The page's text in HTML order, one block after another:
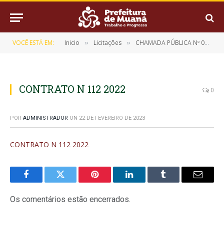
VOCÊ ESTÁ EM: Inicio » Licitações » CHAMADA PÚBLICA Nº 01/2023 (AQUISIÇÃO DE GÊNEROS ALIMENTÍCIOS DA AGRICULTURA FAMILIAR E EMPREENDEDOR RURAL)
CONTRATO N 112 2022 0
POR ADMINISTRADOR ON 22 DE FEVEREIRO DE 2023
CONTRATO N 112 2022
FacebookTwitter Pinterest LinkedInTumblr
E-
Os comentários estão encerrados.